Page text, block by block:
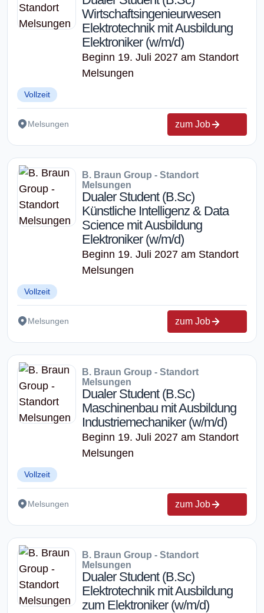
Wirtschaftsingenieurwesen
Elektrotechnik mit Ausbildung
Elektroniker (w/m/d)
Beginn 19. Juli 2027 am Standort
Melsungen
Vollzeit
Melsungen zum Job
B. Braun Group - Standort
Melsungen
Dualer Student (B.Sc)
Künstliche Intelligenz & Data
Science mit Ausbildung
Elektroniker (w/m/d)
Beginn 19. Juli 2027 am Standort
Melsungen
Vollzeit
Melsungen zum Job
B. Braun Group - Standort
Melsungen
Dualer Student (B.Sc)
Maschinenbau mit Ausbildung
Industriemechaniker (w/m/d)
Beginn 19. Juli 2027 am Standort
Melsungen
Vollzeit
Melsungen zum Job
B. Braun Group - Standort
Melsungen
Dualer Student (B.Sc)
Elektrotechnik mit Ausbildung
zum Elektroniker (w/m/d)